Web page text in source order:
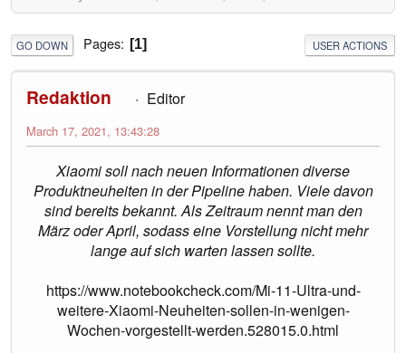
GO DOWN Pages 1 USER ACTIONS
Redaktion Editor
March 17, 2021, 13:43:28
Xiaomi soll nach neuen Informationen diverse
Produktneuheiten in der Pipeline haben. Viele davon
sind bereits bekannt. Als Zeitraum nennt man den
März oder April, sodass eine Vorstellung nicht mehr
lange auf sich warten lassen sollte.
https://www.notebookcheck.com/Mi-11-Ultra-und-
weitere-Xiaomi-Neuheiten-sollen-in-wenigen-
Wochen-vorgestellt-werden.528015.0.html